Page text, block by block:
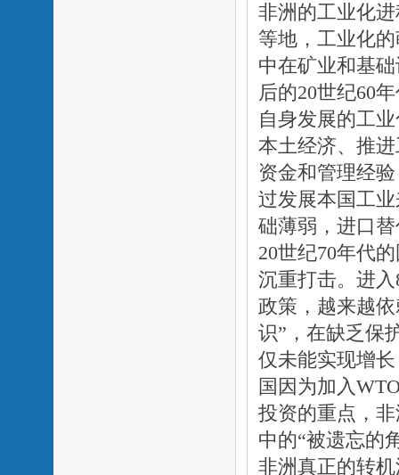
非洲的工业化
等地，工业化
中在矿业和基
后的20世纪60
自身发展的工
本土经济、推
资金和管理经
过发展本国工
础薄弱，进口
20世纪70年代
沉重打击。进
政策，越来越
识”，在缺乏保
仅未能实现增
国因为加入
投资的重点，
中的“被遗忘的
非洲真正的转